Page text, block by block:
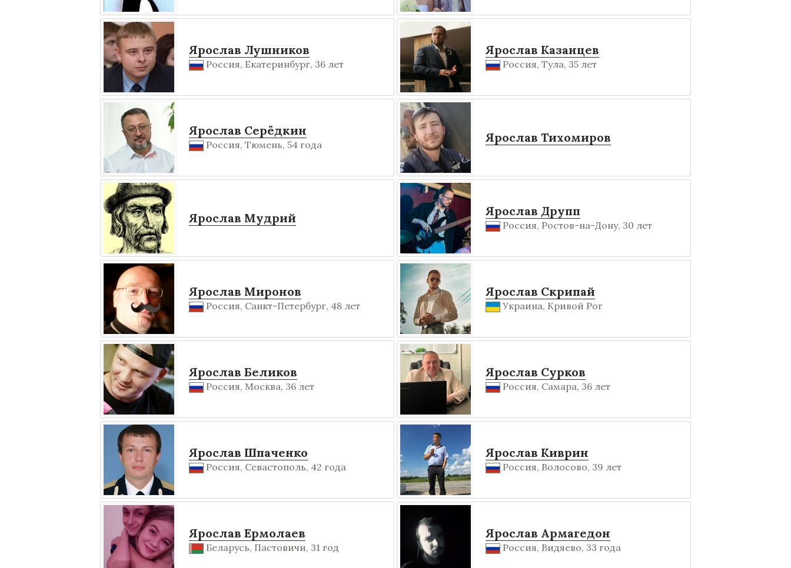
Ярослав Лушников
Россия, Екатеринбург, 36 лет
Ярослав Казанцев
Россия, Тула, 35 лет
Ярослав Серёдкин
Россия, Тюмень, 54 года Ярослав Тихомиров
Ярослав Мудрий Ярослав Друпп
Россия, Ростов-на-Дону, 30 лет
Ярослав Миронов
Россия, Санкт-Петербург, 48 лет
Ярослав Скрипай
Украина, Кривой Рог
Ярослав Беликов
Россия, Москва, 36 лет
Ярослав Сурков
Россия, Самара, 36 лет
Ярослав Шпаченко
Россия, Севастополь, 42 года
Ярослав Киврин
Россия, Волосово, 39 лет
Ярослав Ермолаев
Беларусь, Пастовичи, 31 год
Ярослав Армагедон
Россия, Видяево, 33 года